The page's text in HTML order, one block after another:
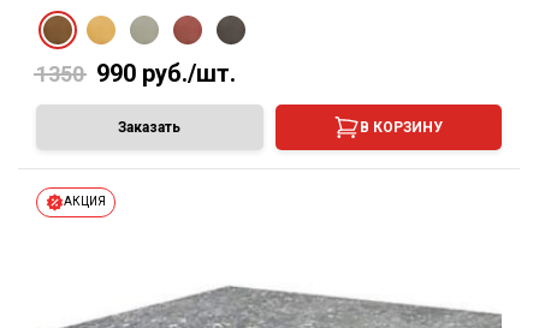
1350 990 руб./шт.
Заказать В КОРЗИНУ
АКЦИЯ